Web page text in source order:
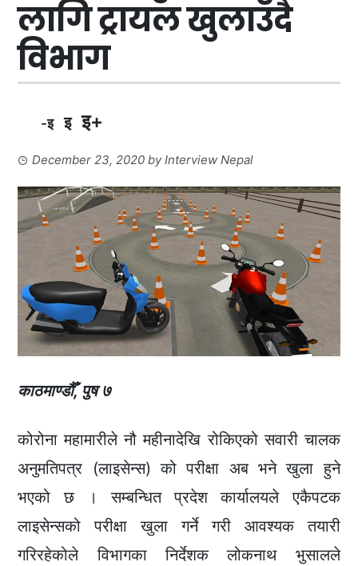
लागि ट्रायल खुलाउँदै
विभाग
-इ इ इ+
December 23, 2020 byInterview Nepal
काठमाण्डौँ, पुष ७
कोरोना महामारीले नौ महीनादेखि रोकिएको सवारी चालक
अनुमतिपत्र (लाइसेन्स) को परीक्षा अब भने खुला हुने
भएको छ । सम्बन्धित प्रदेश कार्यालयले एकैपटक
लाइसेन्सको परीक्षा खुला गर्ने गरी आवश्यक तयारी
गरिरहेकोले विभागका निर्देशक लोकनाथ भुसालले